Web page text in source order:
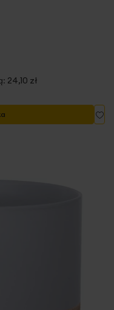
24,10 zł